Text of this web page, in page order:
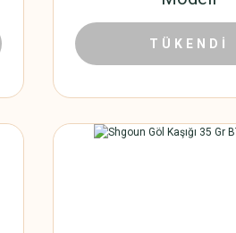
25,42 TL
TÜKENDİ